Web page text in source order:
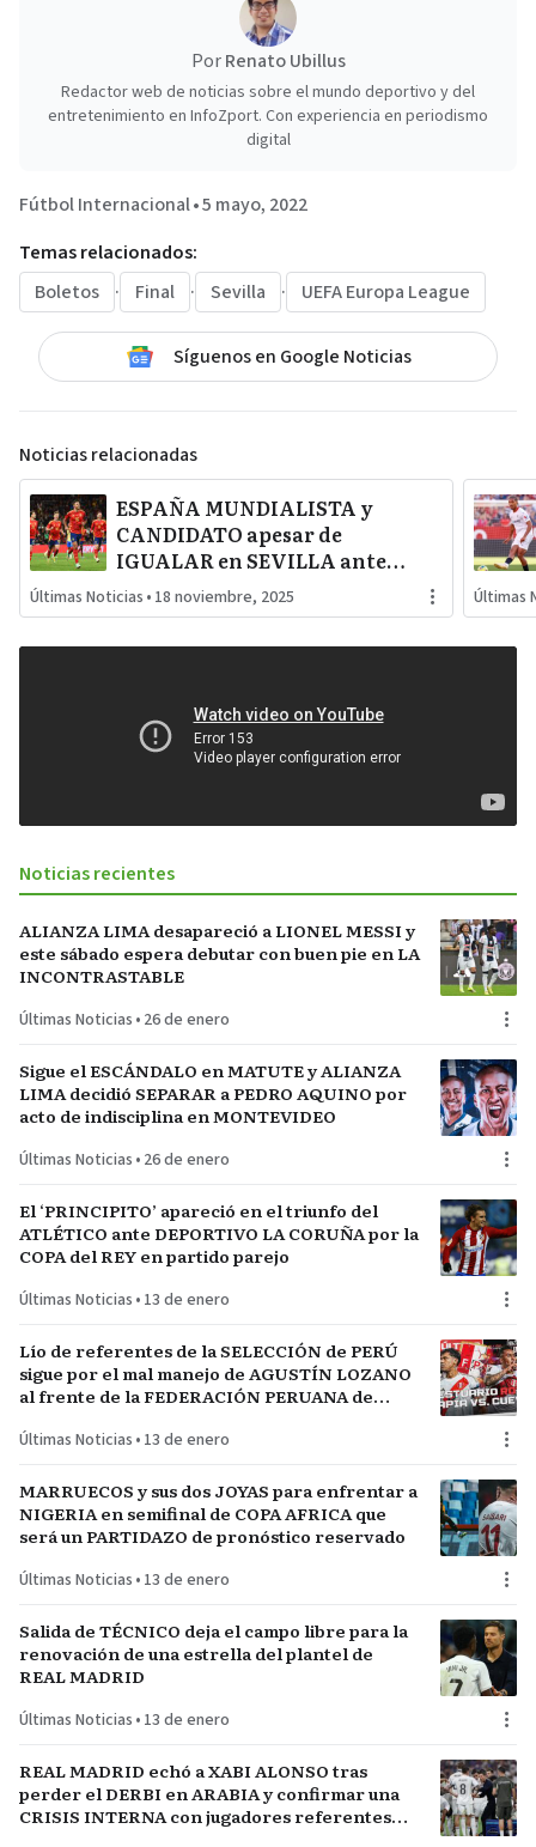
PorRenato Ubillus
Redactor web de noticias sobre el mundo deportivo y del
entretenimiento en InfoZport. Con experiencia en periodismo
digital
Fútbol Internacional•5 mayo, 2022
Temas relacionados:
Boletos
· Final · Sevilla · UEFA Europa League
Síguenos en Google Noticias
Noticias relacionadas
ESPAÑA MUNDIALISTA y
CANDIDATO apesar de
IGUALAR en SEVILLA ante
TURQUÍA que lo dejó por
corregir muchas cosas en el
fondo
Últimas Noticias • 18 noviembre, 2025 Últimas
Noticias recientes
ALIANZA LIMA desapareció a LIONEL MESSI y
este sábado espera debutar con buen pie en LA
INCONTRASTABLE
Últimas Noticias • 26 de enero
Sigue el ESCÁNDALO en MATUTE y ALIANZA
LIMA decidió SEPARAR a PEDRO AQUINO por
acto de indisciplina en MONTEVIDEO
Últimas Noticias • 26 de enero
El ‘PRINCIPITO’ apareció en el triunfo del
ATLÉTICO ante DEPORTIVO LA CORUÑA por la
COPA del REY en partido parejo
Últimas Noticias • 13 de enero
Lío de referentes de la SELECCIÓN de PERÚ
sigue por el mal manejo de AGUSTÍN LOZANO
al frente de la FEDERACIÓN PERUANA de
Últimas Noticias • 13 de enero
MARRUECOS y sus dos JOYAS para enfrentar a
NIGERIA en semifinal de COPA AFRICA que
será un PARTIDAZO de pronóstico reservado
Últimas Noticias • 13 de enero
Salida de TÉCNICO deja el campo libre para la
renovación de una estrella del plantel de
REAL MADRID
Últimas Noticias • 13 de enero
REAL MADRID echó a XABI ALONSO tras
perder el DERBI en ARABIA y confirmar una
CRISIS INTERNA con jugadores referentes